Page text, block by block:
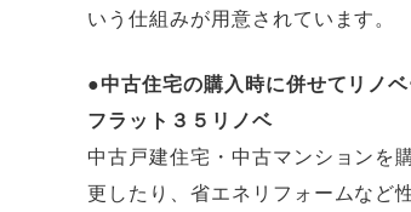
いう仕組みが用意されています。
●中古住宅の購入時に併せてリノ
フラット３５リノベ
中古戸建住宅・中古マンションを
更したり、省エネリフォームなど